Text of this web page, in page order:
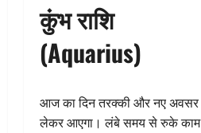
कुंभ राशि
(Aquarius)
आज का दिन तरक्की और नए अवसर
लेकर आएगा। लंबे समय से रुके काम